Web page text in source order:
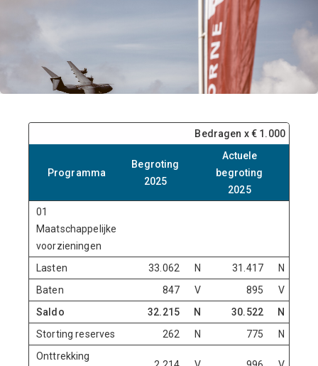
Bedragen x € 1.000
Programma
Begroting
2025
Actuele
begroting
2025
01
Maatschappelijke
voorzieningen
Lasten
33.062 N 31.417
N
Baten
847 V 895
V
Saldo
32.215 N 30.522
N
Storting reserves
262 N 775
N
Onttrekking